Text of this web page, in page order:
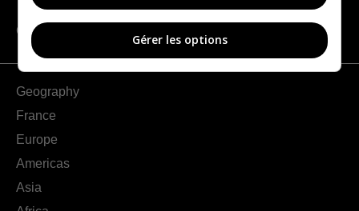
CATEGORIES
Geography
France
Europe
Americas
Asia
Gérer les options